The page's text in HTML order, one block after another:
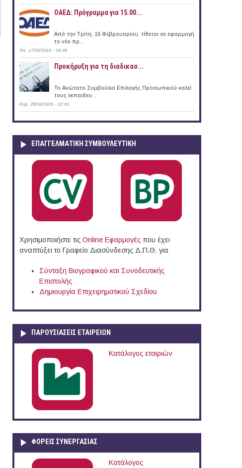
ΟΑΕΔ: Πρόγραμμα για 15.00...
Από την Τρίτη, 16 Φεβρουαρίου, τίθεται σε εφαρμογή
το νέο πρ...
Τετ, 17/02/2016 - 09:48
Προκήρυξη για τη διαδικασ...
Το Ανώτατο Συμβούλιο Επιλογής Προσωπικού καλεί
τους εκπαιδευ...
Κυρ, 28/04/2019 - 22:09
ΕΠΑΓΓΕΛΜΑΤΙΚΉ ΣΥΜΒΟΥΛΕΥΤΙΚΉ
Χρησιμοποιήστε τις Online Eφαρμογές που έχει
αναπτύξει το Γραφείο Διασύνδεσης Δ.Π.Θ. για
Σύνταξη Βιογραφικού και Συνοδευτικής
Επιστολής
Δημιουργία Επιχειρηματικού Σχεδίου
ΠΑΡΟΥΣΙΆΣΕΙΣ ΕΤΑΙΡΕΙΏΝ
Κατάλογος εταιριών
ΦΟΡΕΙΣ ΣΥΝΕΡΓΑΣΙΑΣ
Κατάλογος